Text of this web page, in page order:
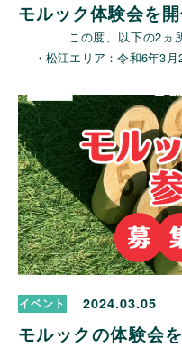
モルック体験会を
この度、以下の2ヵ所で
・松江エリア：令和6年3
イベント 2024.03.05
モルックの体験会